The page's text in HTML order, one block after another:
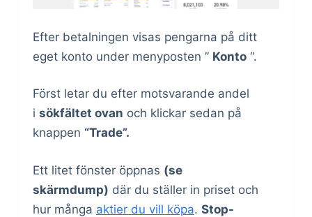
Efter betalningen visas pengarna på ditt
eget konto under menyposten ” Konto“.
Först letar du efter motsvarande andel
i sökfältet ovan och klickar sedan på
knappen “Trade”.
Ett litet fönster öppnas (se
skärmdump) där du ställer in priset och
hur många aktier du vill köpa. Stop-